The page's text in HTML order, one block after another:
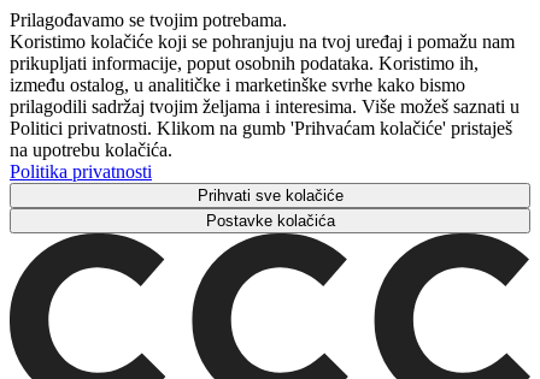
Prilagođavamo se tvojim potrebama.
Koristimo kolačiće koji se pohranjuju na tvoj uređaj i pomažu nam
prikupljati informacije, poput osobnih podataka. Koristimo ih,
između ostalog, u analitičke i marketinške svrhe kako bismo
prilagodili sadržaj tvojim željama i interesima. Više možeš saznati u
Politici privatnosti. Klikom na gumb 'Prihvaćam kolačiće' pristaješ
na upotrebu kolačića.
Politika privatnosti
Prihvati sve kolačiće
Postavke kolačića